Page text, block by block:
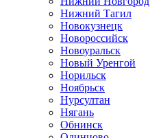
Нижний Тагил
Новокузнецк
Новороссийск
Новоуральск
Новый Уренгой
Норильск
Ноябрьск
Нурсултан
Нягань
Обнинск